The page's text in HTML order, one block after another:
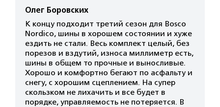
Олег Боровских
К концу подходит третий сезон для Bosco
Nordico, шины в хорошем состоянии и хуже
ездить не стали. Весь комплект целый, без
порезов и вздутий, износа миллиметр есть,
шины в общем то прочные и выносливые.
Хорошо и комфортно бегают по асфальту и
снегу, с хорошим сцеплением. На супер
скользком не лихачить и все будет в
порядке, управляемость не потеряется. В